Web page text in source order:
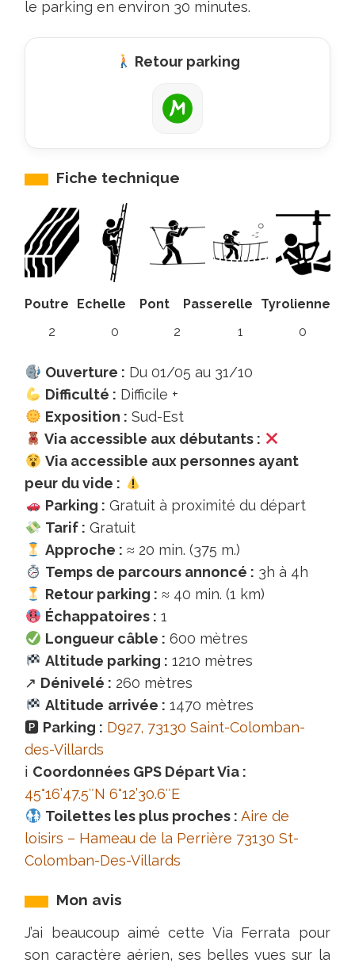
le parking en environ 30 minutes.
Retour parking
Fiche technique
Poutre Echelle Pont Passerelle
Tyrolienne
2
0 2 1 0
Ouverture : Du 01/05 au 31/10
Difficulté : Difficile +
Exposition : Sud-Est
Via accessible aux débutants :
Via accessible aux personnes ayant
peur du vide :
Parking : Gratuit à proximité du départ
Tarif : Gratuit
Approche : ≈ 20 min. (375 m.)
Temps de parcours annoncé : 3h à 4h
Retour parking : ≈ 40 min. (1 km)
Échappatoires : 1
Longueur câble : 600 mètres
Altitude parking : 1210 mètres
↗ Dénivelé : 260 mètres
Altitude arrivée : 1470 mètres
🅿 Parking : D927, 73130 Saint-Colomban-
des-Villards
ℹ Coordonnées GPS Départ Via :
45°16’47.5″N 6°12’30.6″E
Toilettes les plus proches : Aire de
loisirs – Hameau de la Perrière 73130 St-
Colomban-Des-Villards
Mon avis
J’ai beaucoup aimé cette Via Ferrata pour
son caractère aérien, ses belles vues sur la